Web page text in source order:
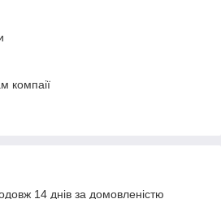
компаії
14 днів за домовленістю